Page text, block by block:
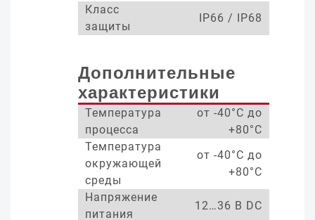
Класс
защиты
IP66 / IP68
Дополнительные
характеристики
Температура
процесса
от -40°С до
+80°С
Температура
окружающей
среды
от -40°С до
+80°С
Напряжение
питания
12…36 В DC